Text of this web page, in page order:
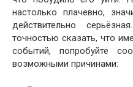
настолько плачевно,
действительно
точностью сказать, что
событий, попробуйте
возможными причинами: